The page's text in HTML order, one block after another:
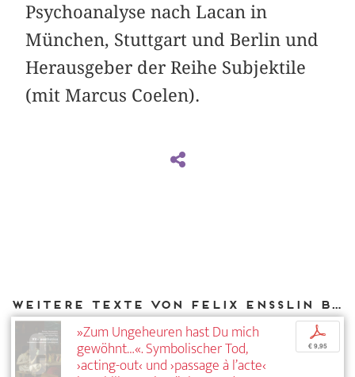
Psychoanalyse nach Lacan in
München, Stuttgart und Berlin und
Herausgeber der Reihe Subjektile
(mit Marcus Coelen).
Weitere Texte von Felix Ensslin bei DIAPHANES
»Zum Ungeheuren hast Du mich
gewöhnt…«. Symbolischer Tod,
›acting-out‹ und ›passage à l’acte‹
p
€ 9,95